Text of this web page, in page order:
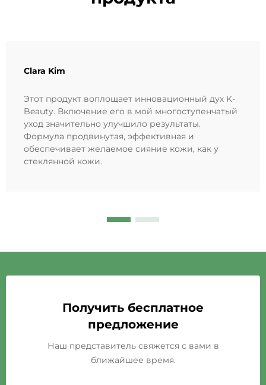
Clara Kim
Этот продукт воплощает инновационный дух K-
Beauty. Включение его в мой многоступенчатый
уход значительно улучшило результаты.
Формула продвинутая, эффективная и
обеспечивает желаемое сияние кожи, как у
стеклянной кожи.
Получить бесплатное
предложение
Наш представитель свяжется с вами в
ближайшее время.